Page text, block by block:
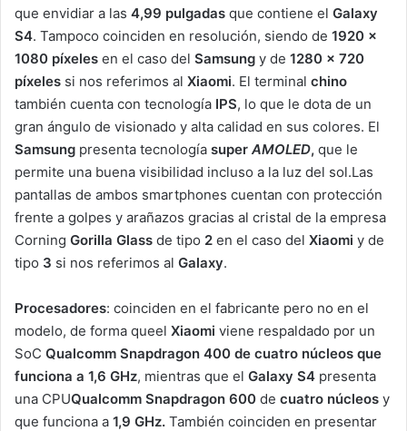
que envidiar a las 4,99 pulgadas que contiene el Galaxy
S4. Tampoco coinciden en resolución, siendo de 1920 x
1080 píxeles en el caso del Samsung y de 1280 x 720
píxeles si nos referimos al Xiaomi. El terminal chino
también cuenta con tecnología IPS, lo que le dota de un
gran ángulo de visionado y alta calidad en sus colores. El
Samsung presenta tecnología super AMOLED, que le
permite una buena visibilidad incluso a la luz del sol.Las
pantallas de ambos smartphones cuentan con protección
frente a golpes y arañazos gracias al cristal de la empresa
Corning Gorilla Glass de tipo 2 en el caso del Xiaomi y de
tipo 3 si nos referimos al Galaxy.
Procesadores: coinciden en el fabricante pero no en el
modelo, de forma queel Xiaomi viene respaldado por un
SoC Qualcomm Snapdragon 400 de cuatro núcleos que
funciona a 1,6 GHz, mientras que el Galaxy S4 presenta
una CPUQualcomm Snapdragon 600 de cuatro núcleos y
que funciona a 1,9 GHz. También coinciden en presentar